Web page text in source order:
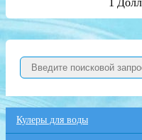
1
Кулеры для воды